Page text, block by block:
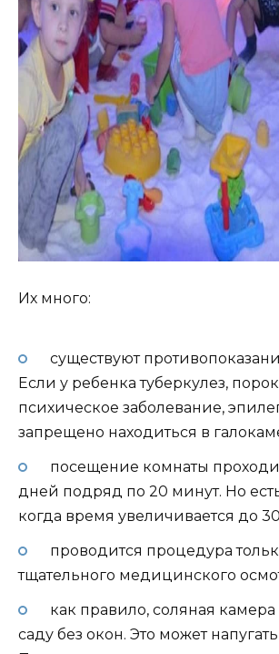
Их много:
существуют
Если у ребенка туберкулез,
психическое заболевание,
запрещено находиться в
посещение комнаты
дней подряд по 20 минут. Но
когда время увеличивается до
проводится процедура
тщательного медицинского
как правило, соляная камера
саду без окон. Это может